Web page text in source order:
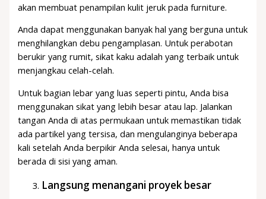
akan membuat penampilan kulit jeruk pada furniture.
Anda dapat menggunakan banyak hal yang berguna untuk
menghilangkan debu pengamplasan. Untuk perabotan
berukir yang rumit, sikat kaku adalah yang terbaik untuk
menjangkau celah-celah.
Untuk bagian lebar yang luas seperti pintu, Anda bisa
menggunakan sikat yang lebih besar atau lap. Jalankan
tangan Anda di atas permukaan untuk memastikan tidak
ada partikel yang tersisa, dan mengulanginya beberapa
kali setelah Anda berpikir Anda selesai, hanya untuk
berada di sisi yang aman.
Langsung menangani proyek besar